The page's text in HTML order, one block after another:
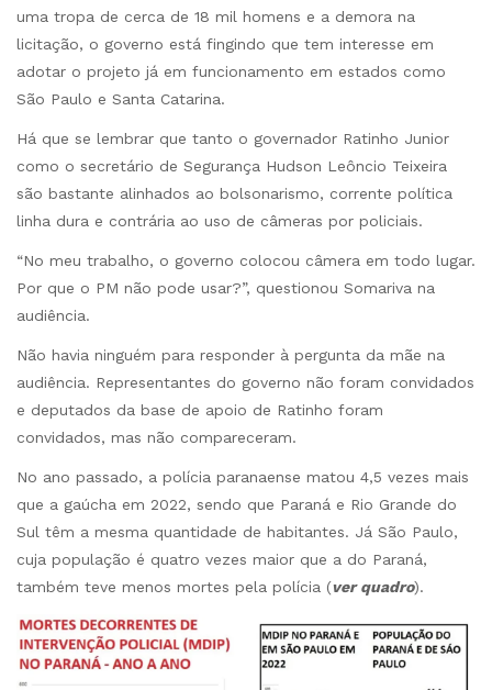
uma tropa de cerca de 18 mil homens e a demora na
licitação, o governo está fingindo que tem interesse em
adotar o projeto já em funcionamento em estados como
São Paulo e Santa Catarina.
Há que se lembrar que tanto o governador Ratinho Junior
como o secretário de Segurança Hudson Leôncio Teixeira
são bastante alinhados ao bolsonarismo, corrente política
linha dura e contrária ao uso de câmeras por policiais.
“No meu trabalho, o governo colocou câmera em todo lugar.
Por que o PM não pode usar?”, questionou Somariva na
audiência.
Não havia ninguém para responder à pergunta da mãe na
audiência. Representantes do governo não foram convidados
e deputados da base de apoio de Ratinho foram
convidados, mas não compareceram.
No ano passado, a polícia paranaense matou 4,5 vezes mais
que a gaúcha em 2022, sendo que Paraná e Rio Grande do
Sul têm a mesma quantidade de habitantes. Já São Paulo,
cuja população é quatro vezes maior que a do Paraná,
também teve menos mortes pela polícia (ver quadro).